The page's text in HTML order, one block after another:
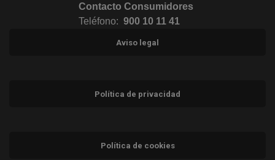
Contacto Consumidores
Teléfono: 900 10 11 41
Aviso legal
Política de privacidad
Política de cookies